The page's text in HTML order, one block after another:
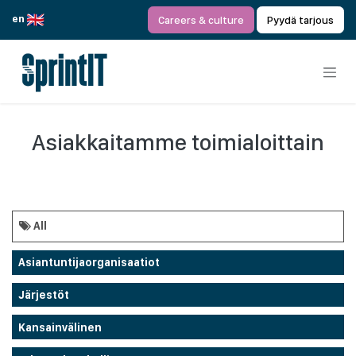
en
Careers & culture Pyydä tarjous
Asiakkaitamme toimialoittain
All
Asiantuntijaorganisaatiot
Järjestöt
Kansainvälinen